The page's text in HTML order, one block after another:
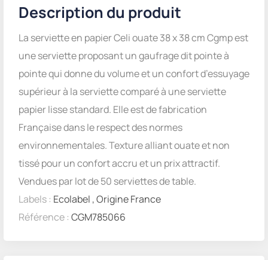
Description du produit
La serviette en papier Celi ouate 38 x 38 cm Cgmp est
une serviette proposant un gaufrage dit pointe à
pointe qui donne du volume et un confort d’essuyage
supérieur à la serviette comparé à une serviette
papier lisse standard. Elle est de fabrication
Française dans le respect des normes
environnementales. Texture alliant ouate et non
tissé pour un confort accru et un prix attractif.
Vendues par lot de 50 serviettes de table.
Labels : Ecolabel ,Origine France
Référence : CGM785066